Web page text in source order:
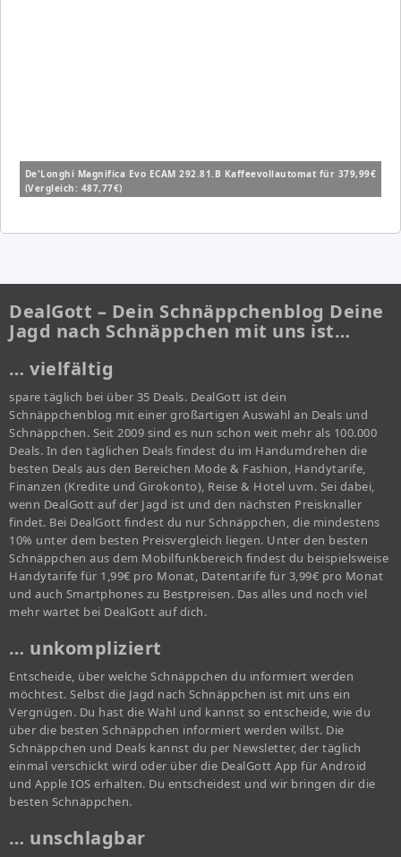
De'Longhi Magnifica Evo ECAM 292.81.B Kaffeevollautomat für 379,99€
(Vergleich: 487,77€)
DealGott – Dein Schnäppchenblog Deine
Jagd nach Schnäppchen mit uns ist…
… vielfältig
spare täglich bei über 35 Deals. DealGott ist dein
Schnäppchenblog mit einer großartigen Auswahl an Deals und
Schnäppchen. Seit 2009 sind es nun schon weit mehr als 100.000
Deals. In den täglichen Deals findest du im Handumdrehen die
besten Deals aus den Bereichen Mode & Fashion, Handytarife,
Finanzen (Kredite und Girokonto), Reise & Hotel uvm. Sei dabei,
wenn DealGott auf der Jagd ist und den nächsten Preisknaller
findet. Bei DealGott findest du nur Schnäppchen, die mindestens
10% unter dem besten Preisvergleich liegen. Unter den besten
Schnäppchen aus dem Mobilfunkbereich findest du beispielsweise
Handytarife für 1,99€ pro Monat, Datentarife für 3,99€ pro Monat
und auch Smartphones zu Bestpreisen. Das alles und noch viel
mehr wartet bei DealGott auf dich.
… unkompliziert
Entscheide, über welche Schnäppchen du informiert werden
möchtest. Selbst die Jagd nach Schnäppchen ist mit uns ein
Vergnügen. Du hast die Wahl und kannst so entscheide, wie du
über die besten Schnäppchen informiert werden willst. Die
Schnäppchen und Deals kannst du per Newsletter, der täglich
einmal verschickt wird oder über die DealGott App für Android
und Apple IOS erhalten. Du entscheidest und wir bringen dir die
besten Schnäppchen.
… unschlagbar